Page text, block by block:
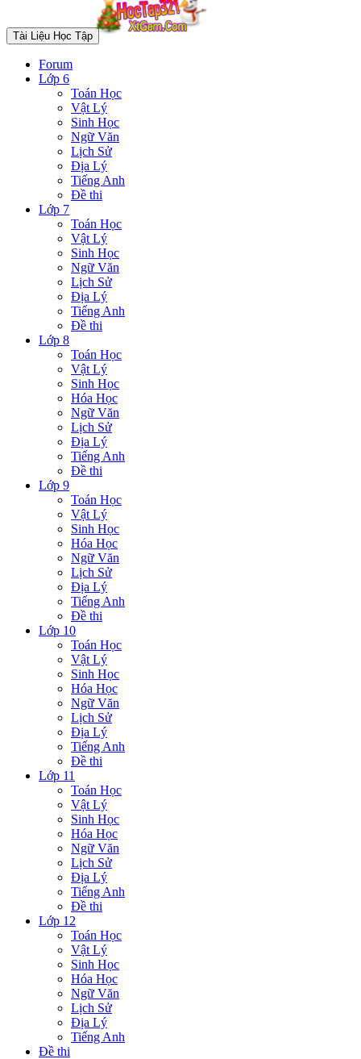
Tài Liệu Học Tập
Forum
Lớp 6
Toán Học
Vật Lý
Sinh Học
Ngữ Văn
Lịch Sử
Địa Lý
Tiếng Anh
Đề thi
Lớp 7
Toán Học
Vật Lý
Sinh Học
Ngữ Văn
Lịch Sử
Địa Lý
Tiếng Anh
Đề thi
Lớp 8
Toán Học
Vật Lý
Sinh Học
Hóa Học
Ngữ Văn
Lịch Sử
Địa Lý
Tiếng Anh
Đề thi
Lớp 9
Toán Học
Vật Lý
Sinh Học
Hóa Học
Ngữ Văn
Lịch Sử
Địa Lý
Tiếng Anh
Đề thi
Lớp 10
Toán Học
Vật Lý
Sinh Học
Hóa Học
Ngữ Văn
Lịch Sử
Địa Lý
Tiếng Anh
Đề thi
Lớp 11
Toán Học
Vật Lý
Sinh Học
Hóa Học
Ngữ Văn
Lịch Sử
Địa Lý
Tiếng Anh
Đề thi
Lớp 12
Toán Học
Vật Lý
Sinh Học
Hóa Học
Ngữ Văn
Lịch Sử
Địa Lý
Tiếng Anh
Đề thi